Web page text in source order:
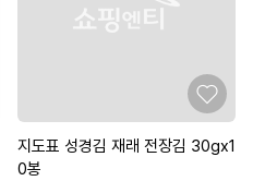
지도표 성경김 재래 전장김 30gx1
0봉